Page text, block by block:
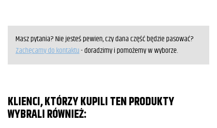
Masz pytania? Nie jesteś pewien, czy dana część będzie pasować?
Zachęcamy do kontaktu- doradzimy i pomożemy w wyborze.
KLIENCI, KTÓRZY KUPILI TEN PRODUKTY
WYBRALI RÓWNIEŻ: